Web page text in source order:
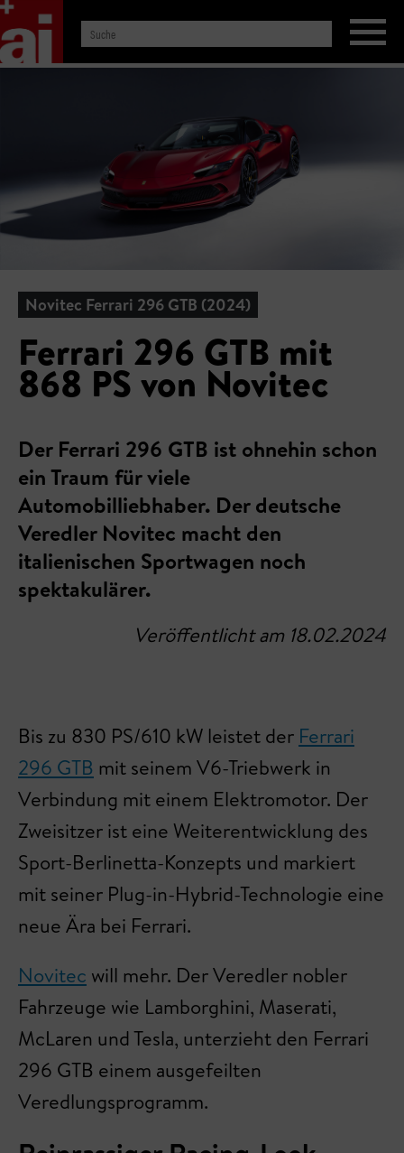
Novitec Ferrari 296 GTB (2024)
Ferrari 296 GTB mit
868 PS von Novitec
Der Ferrari 296 GTB ist ohnehin schon
ein Traum für viele
Automobilliebhaber. Der deutsche
Veredler Novitec macht den
italienischen Sportwagen noch
spektakulärer.
Veröffentlicht am 18.02.2024
Bis zu 830 PS/610 kW leistet der Ferrari
296 GTB mit seinem V6-Triebwerk in
Verbindung mit einem Elektromotor. Der
Zweisitzer ist eine Weiterentwicklung des
Sport-Berlinetta-Konzepts und markiert
mit seiner Plug-in-Hybrid-Technologie eine
neue Ära bei Ferrari.
Novitec will mehr. Der Veredler nobler
Fahrzeuge wie Lamborghini, Maserati,
McLaren und Tesla, unterzieht den Ferrari
296 GTB einem ausgefeilten
Veredlungsprogramm.